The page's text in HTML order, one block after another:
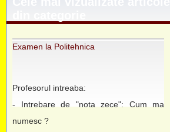
Examen la Politehnica
Profesorul intreaba:
- Intrebare de "nota zece": Cum ma
numesc ?